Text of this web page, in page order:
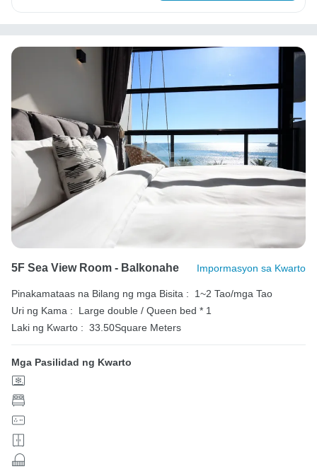
5F Sea View Room - Balkonahe Impormasyon sa Kwarto
Pinakamataas na Bilang ng mga Bisita :
1~2 Tao/mga Tao
Uri ng Kama :
Large double / Queen bed * 1
Laki ng Kwarto : 33.50Square Meters
Mga Pasilidad ng Kwarto